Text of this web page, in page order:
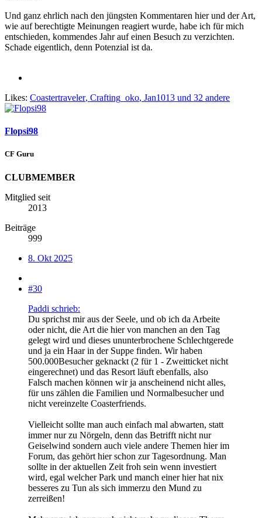
Und ganz ehrlich nach den jüngsten Kommentaren hier und der Art,
wie auf berechtigte Meinungen reagiert wurde, habe ich für mich
entschieden, kommendes Jahr auf einen Besuch zu verzichten.
Schade eigentlich, denn Potenzial ist da.
Likes: Coastertraveler, Crafting_oko, Jan1013 und 32 andere
Flopsi98
CF Guru
CLUBMEMBER
Mitglied seit
2013
Beiträge
999
8. Okt 2025
#30
Paddi schrieb:
Du sprichst mir aus der Seele, und ob ich da Arbeite
oder nicht, die Art die hier von manchen an den Tag
gelegt wird und dieses ununterbrochene Schlechtgerede
und ja ein Haar in der Suppe finden. Wir haben
500.000Besucher geknackt (2 für 1 - Zweitticket nicht
eingerechnet) und das Resort läuft ebenfalls, also
Falsch machen können wir ja anscheinend nicht alles,
für uns zählen die Familien und Normalbesucher und
nicht vereinzelte Coasterfriends.
Vielleicht sollte man auch einfach mal abwarten, statt
immer nur zu Nörgeln, denn das Betrifft nicht nur
Geiselwind sondern auch viele andere Themen hier im
Forum, das gehört hier schon zur Tagesordnung. Man
sollte in der aktuellen Zeit froh sein wenn investiert
wird, egal welcher Park und manch einer hier hat nix
besseres zu Tun als sich immerzu den Mund zu
zerreißen!